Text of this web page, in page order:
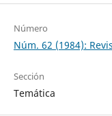
Número
Núm. 62 (1984):
Sección
Temática